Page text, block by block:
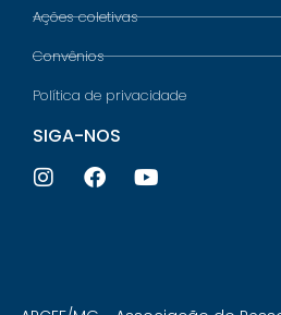
Ações coletivas
Convênios
Política de privacidade
SIGA-NOS